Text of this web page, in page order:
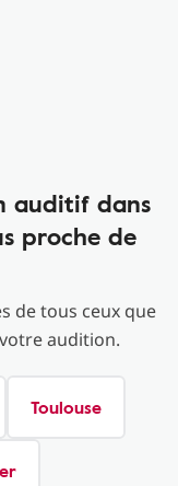
auditif dans
proche de
de tous ceux que
audition.
Toulouse